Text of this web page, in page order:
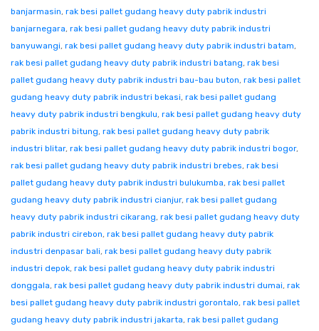
banjarmasin, rak besi pallet gudang heavy duty pabrik industri
banjarnegara, rak besi pallet gudang heavy duty pabrik industri
banyuwangi, rak besi pallet gudang heavy duty pabrik industri batam,
rak besi pallet gudang heavy duty pabrik industri batang, rak besi
pallet gudang heavy duty pabrik industri bau-bau buton, rak besi pallet
gudang heavy duty pabrik industri bekasi, rak besi pallet gudang
heavy duty pabrik industri bengkulu, rak besi pallet gudang heavy duty
pabrik industri bitung, rak besi pallet gudang heavy duty pabrik
industri blitar, rak besi pallet gudang heavy duty pabrik industri bogor,
rak besi pallet gudang heavy duty pabrik industri brebes, rak besi
pallet gudang heavy duty pabrik industri bulukumba, rak besi pallet
gudang heavy duty pabrik industri cianjur, rak besi pallet gudang
heavy duty pabrik industri cikarang, rak besi pallet gudang heavy duty
pabrik industri cirebon, rak besi pallet gudang heavy duty pabrik
industri denpasar bali, rak besi pallet gudang heavy duty pabrik
industri depok, rak besi pallet gudang heavy duty pabrik industri
donggala, rak besi pallet gudang heavy duty pabrik industri dumai, rak
besi pallet gudang heavy duty pabrik industri gorontalo, rak besi pallet
gudang heavy duty pabrik industri jakarta, rak besi pallet gudang